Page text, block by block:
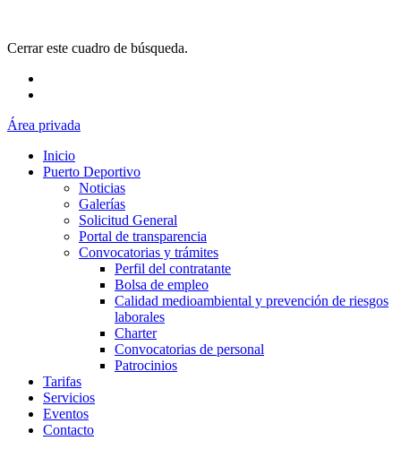
Cerrar este cuadro de búsqueda.
Área privada
Inicio
Puerto Deportivo
Noticias
Galerías
Solicitud General
Portal de transparencia
Convocatorias y trámites
Perfil del contratante
Bolsa de empleo
Calidad medioambiental y prevención de riesgos
laborales
Charter
Convocatorias de personal
Patrocinios
Tarifas
Servicios
Eventos
Contacto